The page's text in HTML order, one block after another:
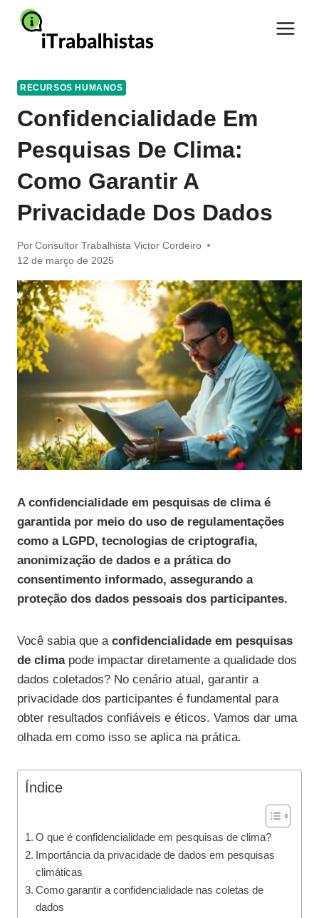
Pular
para
RECURSOS HUMANOS
Confidencialidade Em
Pesquisas De Clima:
Como Garantir A
Privacidade Dos Dados
Por Consultor Trabalhista Victor Cordeiro
12 de março de 2025
A confidencialidade em pesquisas de climaé
garantida por meio do uso de regulamentações
como a LGPD, tecnologias de criptografia,
anonimização de dados e a prática do
consentimento informado, assegurando a
proteção dos dados pessoais dos participantes.
Você sabia que a confidencialidade em pesquisas
de climapode impactar diretamente a qualidade dos
dados coletados? No cenário atual, garantir a
privacidade dos participantes é fundamental para
obter resultados confiáveis e éticos. Vamos dar uma
olhada em como isso se aplica na prática.
Índice
O que é confidencialidade em pesquisas de clima?
Importância da privacidade de dados em pesquisas
climáticas
Como garantir a confidencialidade nas coletas de
dados